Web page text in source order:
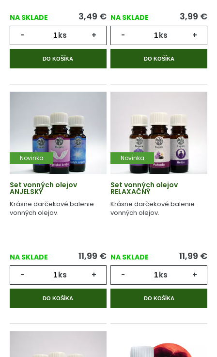
NA SKLADE 3,49 €
- ks +
DO KOŠÍKA
NA SKLADE 3,99 €
- ks +
DO KOŠÍKA
Novinka
Set vonných olejov
ANJELSKÝ
Krásne darčekové balenie
vonných olejov.
NA SKLADE 11,99 €
- ks +
DO KOŠÍKA
Novinka
Set vonných olejov
RELAXAČNÝ
Krásne darčekové balenie
vonných olejov.
NA SKLADE 11,99 €
- ks +
DO KOŠÍKA